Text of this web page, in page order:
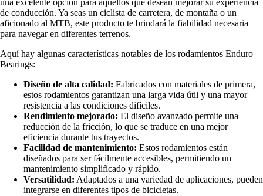
una excelente opción para aquellos que desean mejorar su experiencia
de conducción. Ya seas un ciclista de carretera, de montaña o un
aficionado al MTB, este producto te brindará la fiabilidad necesaria
para navegar en diferentes terrenos.
Aquí hay algunas características notables de los rodamientos Enduro
Bearings:
Diseño de alta calidad: Fabricados con materiales de primera,
estos rodamientos garantizan una larga vida útil y una mayor
resistencia a las condiciones difíciles.
Rendimiento mejorado: El diseño avanzado permite una
reducción de la fricción, lo que se traduce en una mejor
eficiencia durante tus trayectos.
Facilidad de mantenimiento: Estos rodamientos están
diseñados para ser fácilmente accesibles, permitiendo un
mantenimiento simplificado y rápido.
Versatilidad: Adaptados a una variedad de aplicaciones, pueden
integrarse en diferentes tipos de bicicletas.